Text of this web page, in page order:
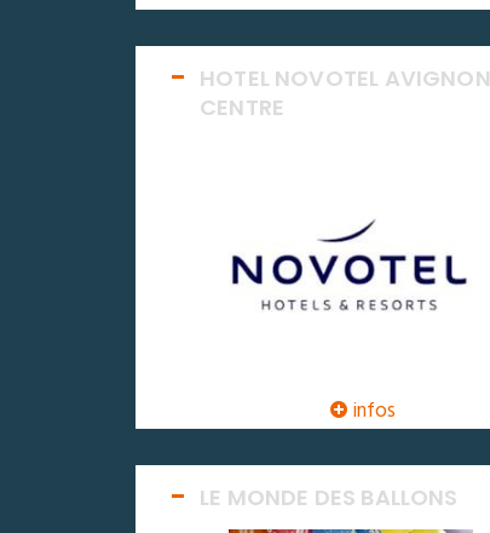
HOTEL NOVOTEL AVIGNON
CENTRE
infos
LE MONDE DES BALLONS